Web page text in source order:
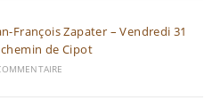
François Zapater – Vendredi 31
de Cipot